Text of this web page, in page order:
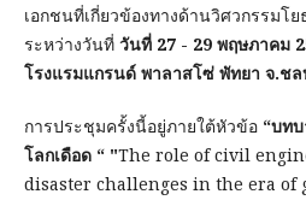
เอกชนที่เกี่ยวข้องทางด้านวิศวกรรมโ
ระหว่างวันที่ วันที่ 27 - 29 พฤษภาคม
โรงแรมแกรนด์ พาลาสโซ่ พัทยา จ.ช
การประชุมครั้งนี้อยู่ภายใต้หัวข้อ “บท
โลกเดือด “ "The role of civil
disaster challenges in the era of